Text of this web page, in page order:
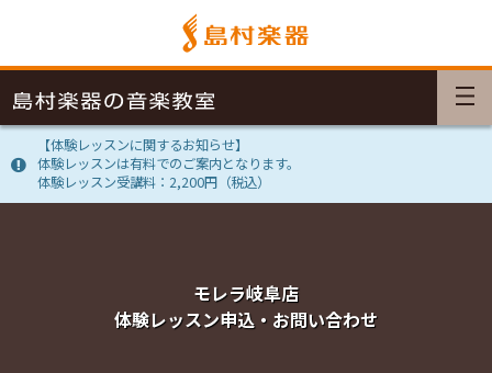
【体験レッスンに関するお知らせ】
体験レッスンは有料でのご案内となります。
体験レッスン受講料：2,200円（税込）
モレラ岐阜店
体験レッスン申込・お問い合わせ